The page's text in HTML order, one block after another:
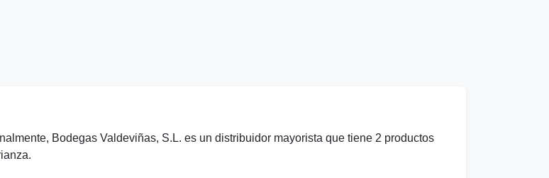
Bodegas Valdeviñas, S.L. es un distribuidor mayorista que tiene 2 productos